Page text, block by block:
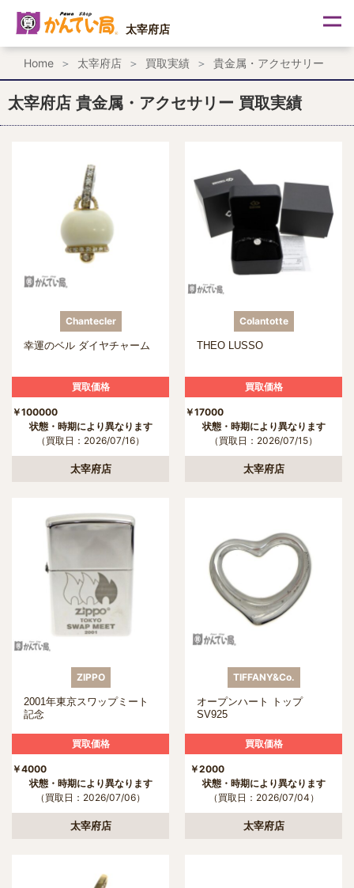
ス
ッ
プ
太宰府店
Home 太宰府店 買取実績 貴金属・アクセサリー
太宰府店 貴金属・アクセサリー 買取実績
Chantecler
幸運のベル ダイヤチャーム
買取価格
￥100000
状態・時期により異なります
（買取日：2026/07/16）
太宰府店
Colantotte
THEO LUSSO
買取価格
￥17000
状態・時期により異なります
（買取日：2026/07/15）
太宰府店
ZIPPO
2001年東京スワップミート
記念
買取価格
￥4000
状態・時期により異なります
（買取日：2026/07/06）
太宰府店
TIFFANY&Co.
オープンハート トップ
SV925
買取価格
￥2000
状態・時期により異なります
（買取日：2026/07/04）
太宰府店